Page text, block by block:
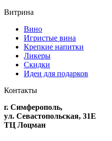
Витрина
Вино
Игристые вина
Крепкие напитки
Ликеры
Скидки
Идеи для подарков
Контакты
г. Симферополь,
ул. Севастопольская, 31Е
ТЦ Лоцман